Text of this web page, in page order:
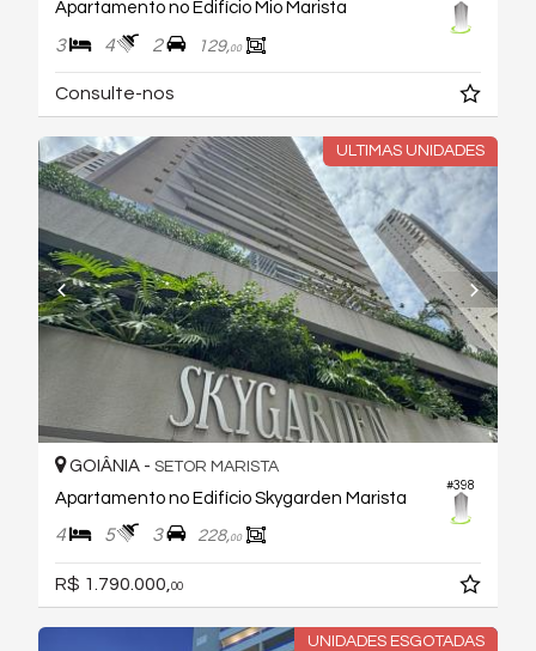
Apartamento no Edifício Mio Marista
3 4 2 129,00
Consulte-nos
ULTIMAS UNIDADES
#398
GOIÂNIA - SETOR MARISTA
Apartamento no Edifício Skygarden Marista
4 5 3 228,00
R$ 1.790.000, 00
UNIDADES ESGOTADAS